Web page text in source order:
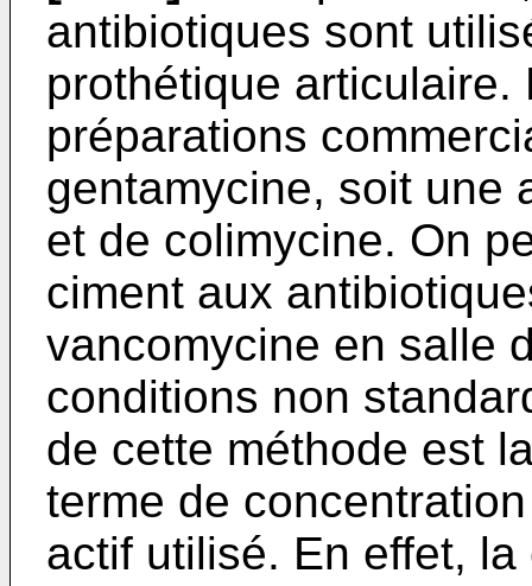
antibiotiques sont
prothétique
préparations
gentamycine, soit une
et de colimycine. On
ciment aux
vancomycine en salle
conditions non
de cette méthode est
terme de
actif utilisé. En effet,